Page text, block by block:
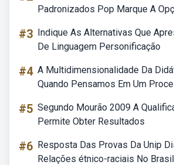
Padronizados Pop Marque A
#3 Indique As Alternativas Que
De Linguagem Personificação
#4 A Multidimensionalidade Da
Quando Pensamos Em Um
#5 Segundo Mourão 2009 A
Permite Obter Resultados
#6 Resposta Das Provas Da Unip
Relações étnico-raciais No Brasil